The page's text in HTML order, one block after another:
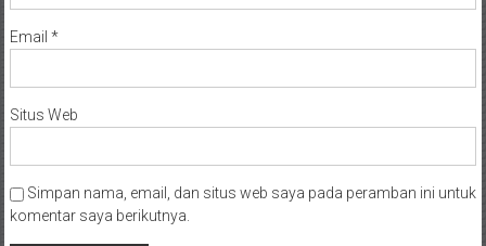
Email *
Situs Web
Simpan nama, email, dan situs web saya pada peramban ini untuk
komentar saya berikutnya.